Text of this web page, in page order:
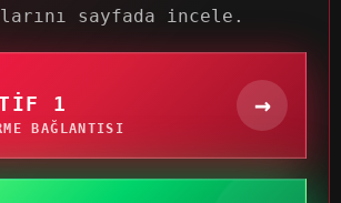
sayfada incele.
1
BAĞLANTISI
→